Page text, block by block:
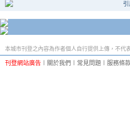
本城市刊登之內容為作者個人自行提供上傳，不代
刊登網站廣告 關於我們 常見問題 服務條